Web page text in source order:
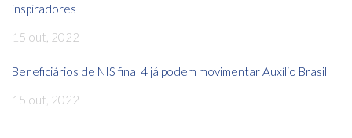
inspiradores
15 out, 2022
Beneficiários de NIS final 4 já podem movimentar Auxílio Brasil
15 out, 2022